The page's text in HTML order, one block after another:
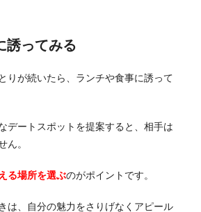
誘ってみる
りが続いたら、ランチや食事に誘って
デートスポットを提案すると、相手は
ん。
る場所を選ぶのがポイントです。
は、自分の魅力をさりげなくアピール